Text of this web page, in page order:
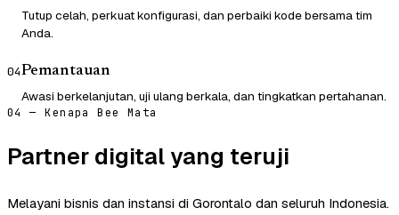
Tutup celah, perkuat konfigurasi, dan perbaiki kode bersama tim
Anda.
04Pemantauan
Awasi berkelanjutan, uji ulang berkala, dan tingkatkan pertahanan.
04 — Kenapa Bee Mata
Partner digital yang teruji
Melayani bisnis dan instansi di Gorontalo dan seluruh Indonesia.